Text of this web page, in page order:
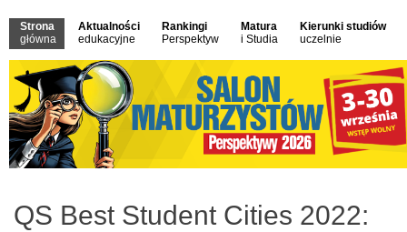
Strona
główna
Aktualności
edukacyjne
Rankingi
Perspektyw
Matura
i Studia
Kierunki studiów
uczelnie
QS Best Student Cities 2022: